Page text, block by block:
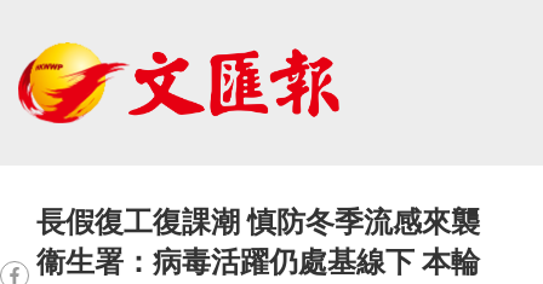
長假復工復課潮 慎防冬季流感來襲
衞生署：病毒活躍仍處基線下 本輪